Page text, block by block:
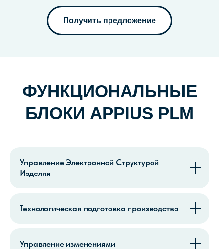
Получить предложение
Управление Электронной Структурой
Изделия
Технологическая подготовка производства
Управление изменениями
рассказали об аспектах работы с APPIUS
PLM. Ознакомьтесь с плейлистом: Вы
точно найдете то, что Вас заинтересует!
БИЗНЕСА
Успешные кейсы наших